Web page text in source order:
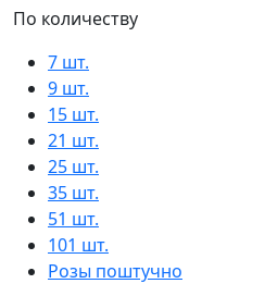
По количеству
7 шт.
9 шт.
15 шт.
21 шт.
25 шт.
35 шт.
51 шт.
101 шт.
Розы поштучно